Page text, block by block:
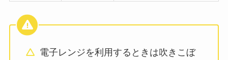
電子レンジを利用するときは吹きこぼ